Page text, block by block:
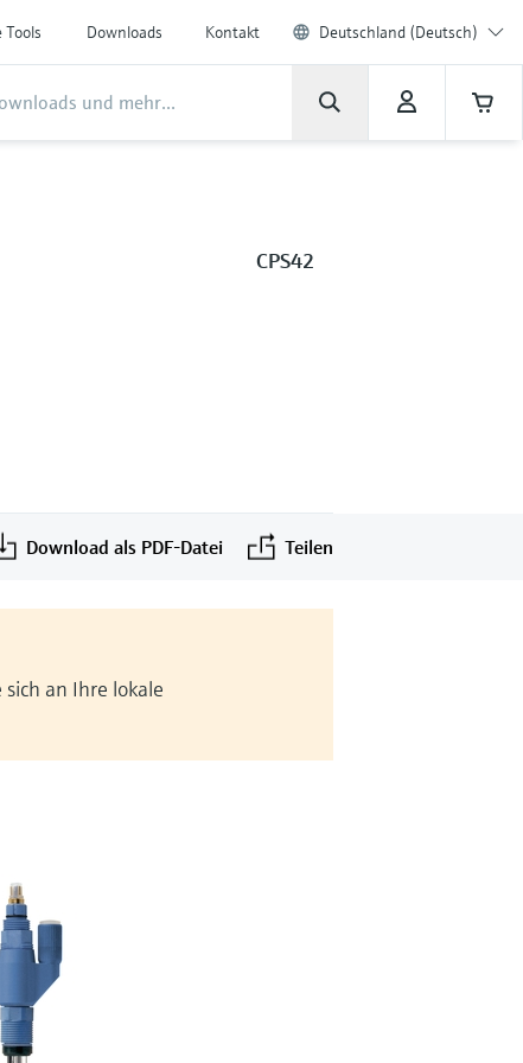
Tools Downloads Kontakt Deutschland (Deutsch)
CPS42
Download als PDF-Datei Teilen
an Ihre lokale